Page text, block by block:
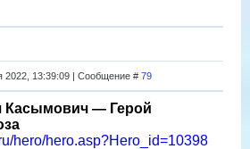
2022, 13:39:09 | Сообщение # 79
Касымович — Герой
hero/hero.asp?Hero_id=10398